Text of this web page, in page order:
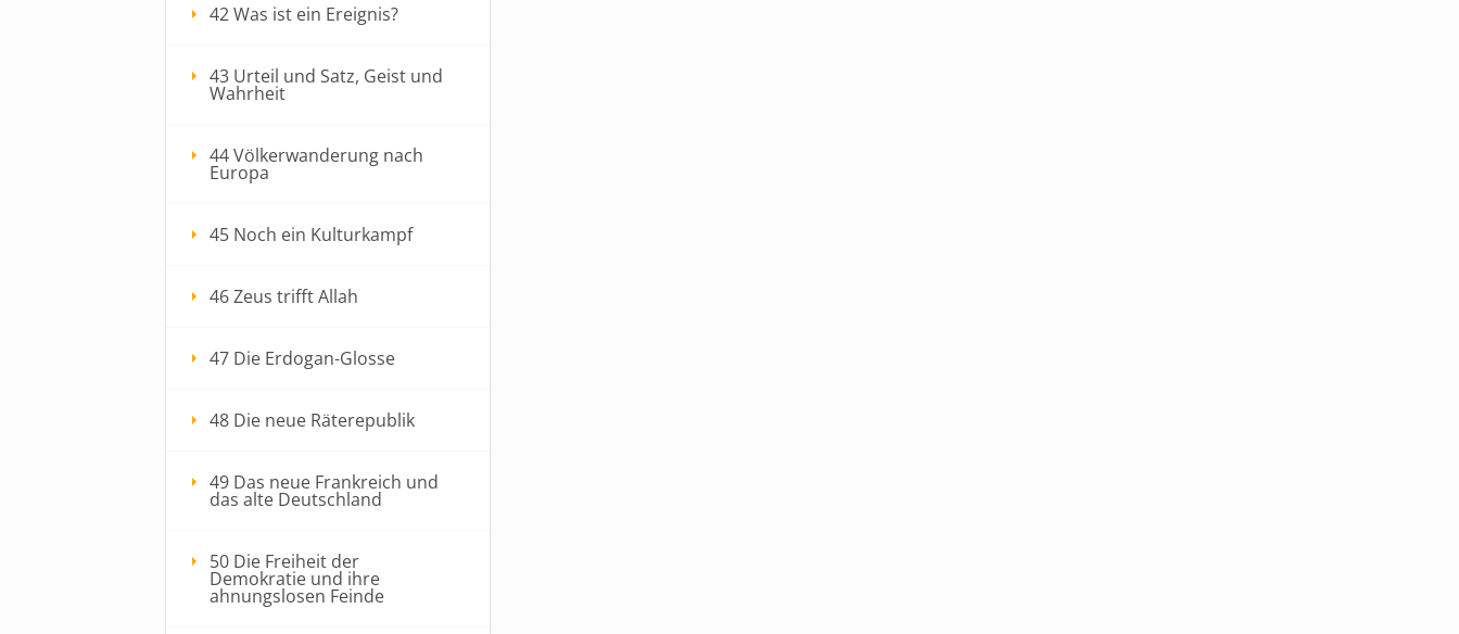
42 Was ist ein Ereignis?
43 Urteil und Satz, Geist und
Wahrheit
44 Völkerwanderung nach
Europa
45 Noch ein Kulturkampf
46 Zeus trifft Allah
47 Die Erdogan-Glosse
48 Die neue Räterepublik
49 Das neue Frankreich und
das alte Deutschland
50 Die Freiheit der
Demokratie und ihre
ahnungslosen Feinde